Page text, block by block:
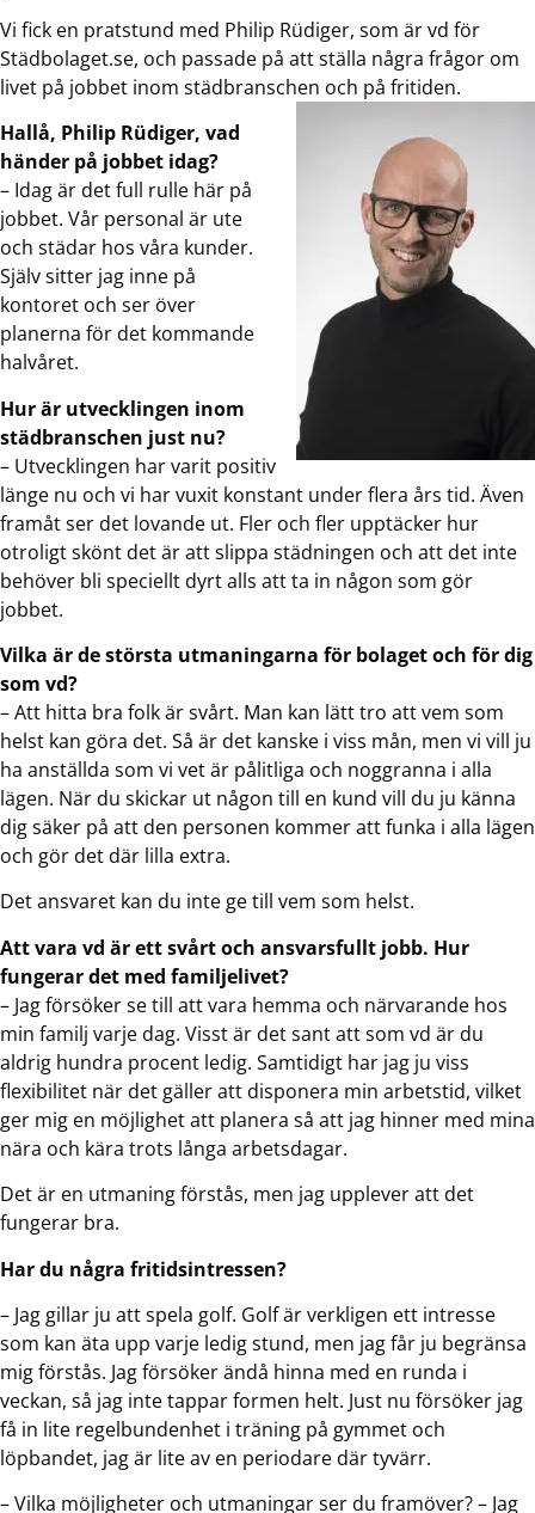
Vi fick en pratstund med Philip Rüdiger, som är vd för
Städbolaget.se, och passade på att ställa några frågor om
livet på jobbet inom städbranschen och på fritiden.
Hallå, Philip Rüdiger, vad
händer på jobbet idag?
– Idag är det full rulle här på
jobbet. Vår personal är ute
och städar hos våra kunder.
Själv sitter jag inne på
kontoret och ser över
planerna för det kommande
halvåret.
Hur är utvecklingen inom
städbranschen just nu?
– Utvecklingen har varit positiv
länge nu och vi har vuxit konstant under flera års tid. Även
framåt ser det lovande ut. Fler och fler upptäcker hur
otroligt skönt det är att slippa städningen och att det inte
behöver bli speciellt dyrt alls att ta in någon som gör
jobbet.
Vilka är de största utmaningarna för bolaget och för dig
som vd?
– Att hitta bra folk är svårt. Man kan lätt tro att vem som
helst kan göra det. Så är det kanske i viss mån, men vi vill ju
ha anställda som vi vet är pålitliga och noggranna i alla
lägen. När du skickar ut någon till en kund vill du ju känna
dig säker på att den personen kommer att funka i alla lägen
och gör det där lilla extra.
Det ansvaret kan du inte ge till vem som helst.
Att vara vd är ett svårt och ansvarsfullt jobb. Hur
fungerar det med familjelivet?
– Jag försöker se till att vara hemma och närvarande hos
min familj varje dag. Visst är det sant att som vd är du
aldrig hundra procent ledig. Samtidigt har jag ju viss
flexibilitet när det gäller att disponera min arbetstid, vilket
ger mig en möjlighet att planera så att jag hinner med mina
nära och kära trots långa arbetsdagar.
Det är en utmaning förstås, men jag upplever att det
fungerar bra.
Har du några fritidsintressen?
– Jag gillar ju att spela golf. Golf är verkligen ett intresse
som kan äta upp varje ledig stund, men jag får ju begränsa
mig förstås. Jag försöker ändå hinna med en runda i
veckan, så jag inte tappar formen helt. Just nu försöker jag
få in lite regelbundenhet i träning på gymmet och
löpbandet, jag är lite av en periodare där tyvärr.
– Vilka möjligheter och utmaningar ser du framöver? – Jag